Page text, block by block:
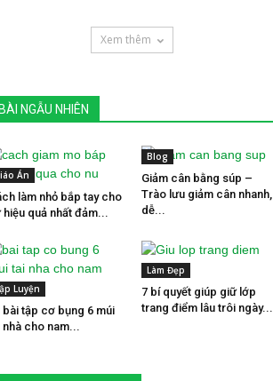
Xem thêm
BÀI NGẪU NHIÊN
Án
làm nhỏ bắp tay cho
hiệu quả nhất đảm...
Blog
Giảm cân bằng súp –
Trào lưu giảm cân nhanh,
dễ...
Luyện
bài tập cơ bụng 6 múi
nhà cho nam...
Làm Đẹp
7 bí quyết giúp giữ lớp
trang điểm lâu trôi ngày...